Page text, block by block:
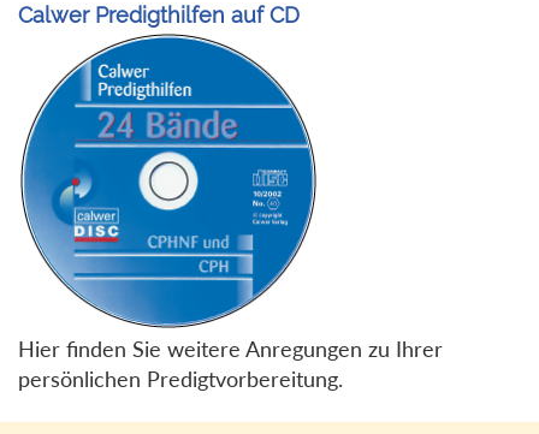
Calwer Predigthilfen auf CD
Hier finden Sie weitere Anregungen zu Ihrer
persönlichen Predigtvorbereitung.